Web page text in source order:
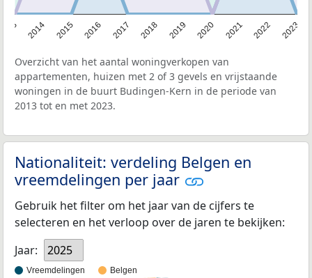
2014 2015 2016 2017 2018 2019 2020 2021 2022 2023
Overzicht van het aantal woningverkopen van
appartementen, huizen met 2 of 3 gevels en vrijstaande
woningen in de buurt Budingen-Kern in de periode van
2013 tot en met 2023.
Nationaliteit: verdeling Belgen en
vreemdelingen per jaar
Gebruik het filter om het jaar van de cijfers te
selecteren en het verloop over de jaren te bekijken:
Jaar:
2025
Vreemdelingen Belgen